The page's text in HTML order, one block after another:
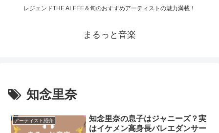
レジェンドTHE ALFEE＆旬のおすすめアーティストの魅力満載！
まるっと音楽
知念里奈
アーティスト紹介
知念里奈の息子はジャニーズ？実
はイケメン高身長バレエダンサー